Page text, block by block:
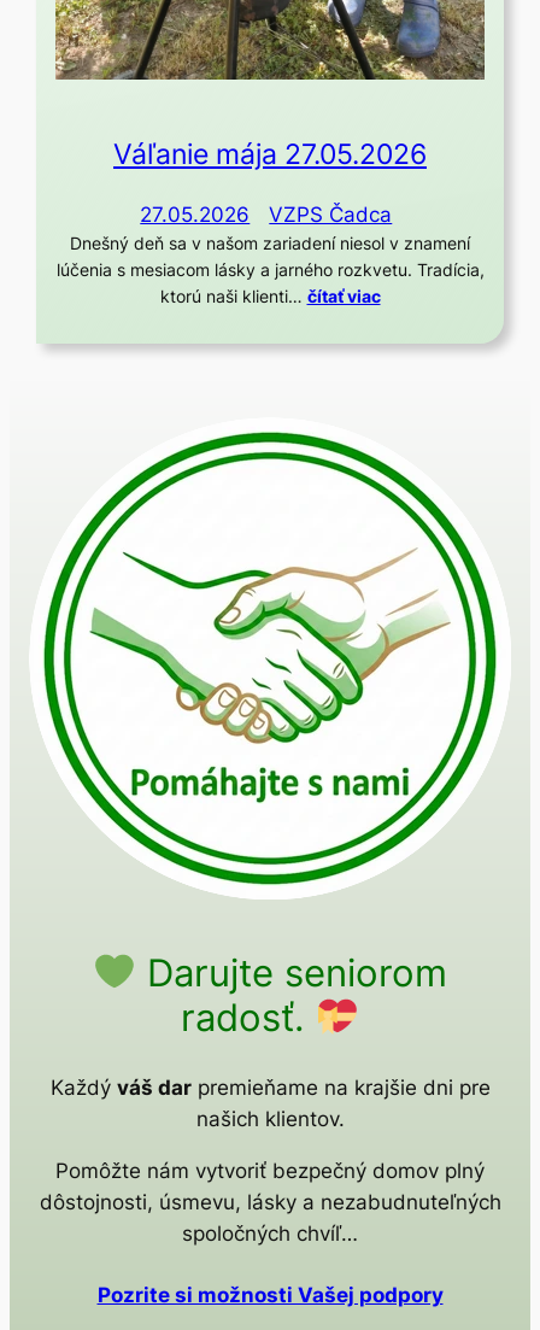
Váľanie mája 27.05.2026
27.05.2026 VZPS Čadca
Dnešný deň sa v našom zariadení niesol v znamení
lúčenia s mesiacom lásky a jarného rozkvetu. Tradícia,
ktorú naši klienti… čítať viac
Darujte seniorom
radosť.
Každý váš darpremieňame na krajšie dni pre
našich klientov.
Pomôžte nám vytvoriť bezpečný domov plný
dôstojnosti, úsmevu, lásky a nezabudnuteľných
spoločných chvíľ…
Pozrite si možnosti Vašej podpory